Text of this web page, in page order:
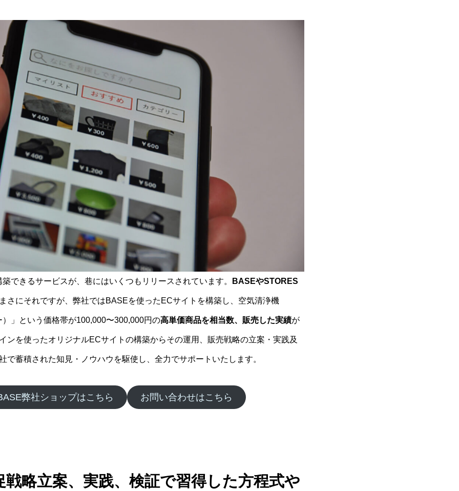
できるサービスが、巷にはいくつもリリースされています。 BASEやSTORES
さにそれですが、弊社ではBASEを使ったECサイトを構築し、空気清浄機
」という価格帯が100,000〜300,000円の高単価商品を相当数、販売した実績が
ンを使ったオリジナルECサイトの構築からその運用、販売戦略の立案・実践及
で蓄積された知見・ノウハウを駆使し、全力でサポートいたします。
弊社ショップはこちら お問い合わせはこちら
戦略立案、実践、検証で習得した方程式や